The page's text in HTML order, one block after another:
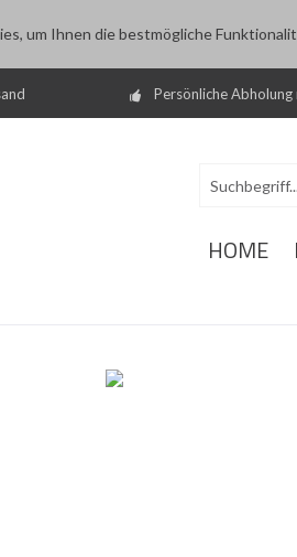
um Ihnen die bestmögliche
Persönliche Abholung
HOME